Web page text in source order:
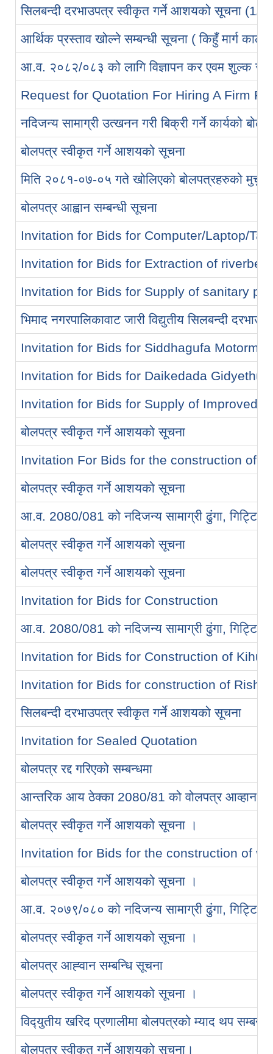
सिलबन्दी दरभाउपत्र स्वीकृत गर्ने आशयको सूचना
आर्थिक प्रस्ताव खोल्ने सम्बन्धी सूचना ( किहुँ मार्ग
आ.व. २०८२/०८३ को लागि विज्ञापन कर एवम शुल्क
Request for Quotation For Hiring A Firm
नदिजन्य सामाग्री उत्खनन गरी बिक्री गर्ने कार्यको
बोलपत्र स्वीकृत गर्ने आशयको सूचना
मिति २०८१-०७-०५ गते खोलिएको बोलपत्रहरुको
बोलपत्र आह्वान सम्बन्धी सूचना
Invitation for Bids for Computer/Laptop/
Invitation for Bids for Extraction of
Invitation for Bids for Supply of sanitary
भिमाद नगरपालिकावाट जारी विद्युतीय सिलबन्दी
Invitation for Bids for Siddhagufa
Invitation for Bids for Daikedada
Invitation for Bids for Supply of Improved
बोलपत्र स्वीकृत गर्ने आशयको सूचना
Invitation For Bids for the construction of
बोलपत्र स्वीकृत गर्ने आशयको सूचना
आ.व. 2080/081 को नदिजन्य सामाग्री ढुंगा, गिट्टि,
बोलपत्र स्वीकृत गर्ने आशयको सूचना
बोलपत्र स्वीकृत गर्ने आशयको सूचना
Invitation for Bids for Construction
आ.व. 2080/081 को नदिजन्य सामाग्री ढुंगा, गिट्टि,
Invitation for Bids for Construction of
Invitation for Bids for construction of
सिलबन्दी दरभाउपत्र स्वीकृत गर्ने आशयको सूचना
Invitation for Sealed Quotation
बोलपत्र रद्द गरिएको सम्बन्धमा
आन्तरिक आय ठेक्का 2080/81 को वोलपत्र आव्हान
बोलपत्र स्वीकृत गर्ने आशयको सूचना ।
Invitation for Bids for the construction of
बोलपत्र स्वीकृत गर्ने आशयको सूचना ।
आ.व. २०७९/०८० को नदिजन्य सामाग्री ढुंगा, गिट्टि,
बोलपत्र स्वीकृत गर्ने आशयको सूचना ।
बोलपत्र आह्‍‍‍वान सम्‍बन्‍धि सूचना
बोलपत्र स्‍वीकृत गर्ने आशयको सूचना ।
विद्‍युतीय खरिद प्रणालीमा बोलपत्रको म्‍याद थप
बोलपत्र स्वीकृत गर्ने आशयको सूचना।